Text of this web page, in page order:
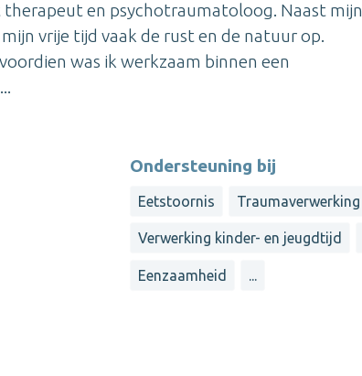
therapeut en psychotraumatoloog. Naast mijn
vrije tijd vaak de rust en de natuur op.
was ik werkzaam binnen een
Ondersteuning bij
Eetstoornis Traumaverwerking
Verwerking kinder- en jeugdtijd
Eenzaamheid ...